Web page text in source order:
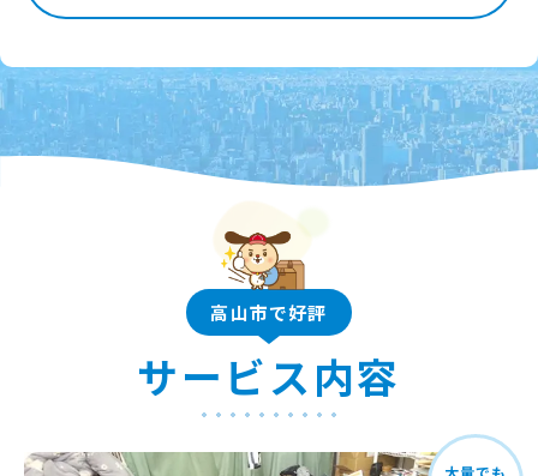
高山市で好評
サービス内容
大量でも